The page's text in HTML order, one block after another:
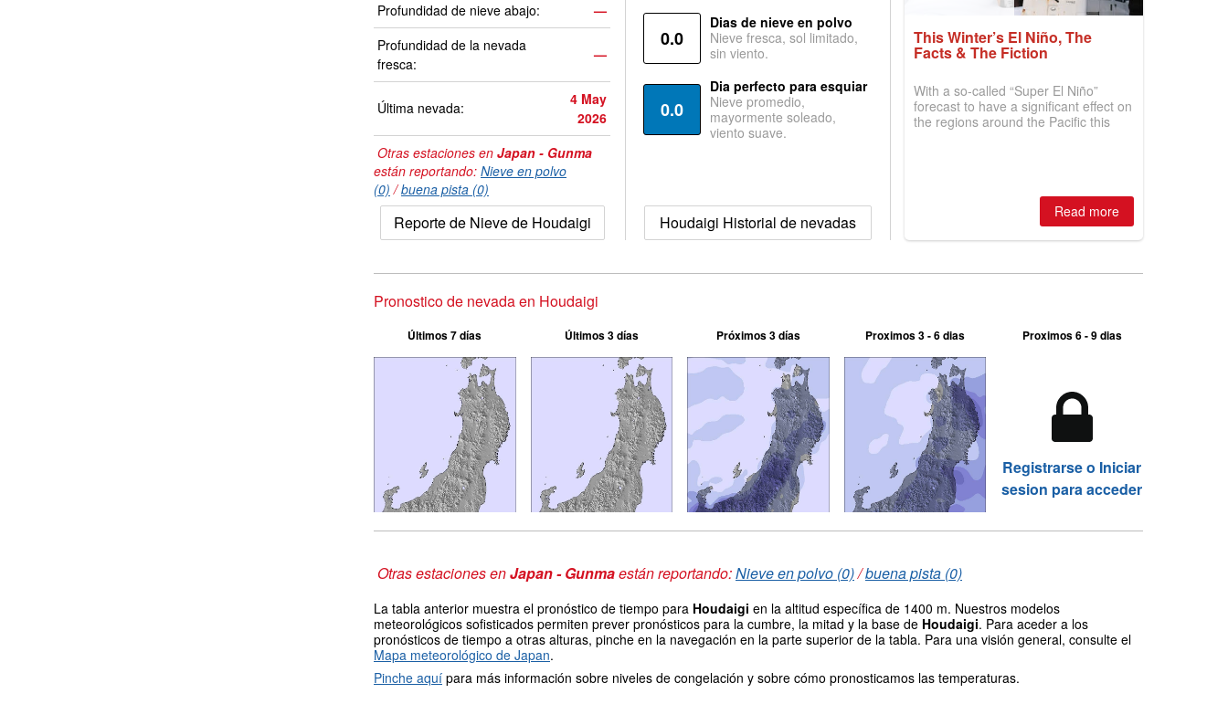
Profundidad de nieve abajo:
—
Profundidad de la nevada
fresca:
—
Última nevada:
4 May
2026
Otras estaciones en Japan - Gunma
están reportando: Nieve en polvo
(0) /buena pista (0)
Reporte de Nieve de Houdaigi
0.0
Dias de nieve en polvo
Nieve fresca, sol limitado,
sin viento.
0.0
Dia perfecto para esquiar
Nieve promedio,
mayormente soleado,
viento suave.
Houdaigi Historial de nevadas
This Winter’s El Niño, The
Facts & The Fiction
With a so-called “Super El Niño”
forecast to have a significant effect on
the regions around the Pacific this
Read more
Pronostico de nevada en Houdaigi
Últimos 7 días Últimos 3 días Próximos 3 días Proximos 3 - 6 dias Proximos 6 - 9 dias
Registrarse o Iniciar
sesion para acceder
Otras estaciones enJapan - Gunmaestán reportando:Nieve en polvo (0)/buena pista (0)
La tabla anterior muestra el pronóstico de tiempo para Houdaigi en la altitud específica de 1400 m. Nuestros modelos
meteorológicos sofisticados permiten prever pronósticos para la cumbre, la mitad y la base de Houdaigi. Para aceder a los
pronósticos de tiempo a otras alturas, pinche en la navegación en la parte superior de la tabla. Para una visión general, consulte el
Mapa meteorológico de Japan.
Pinche aquí para más información sobre niveles de congelación y sobre cómo pronosticamos las temperaturas.